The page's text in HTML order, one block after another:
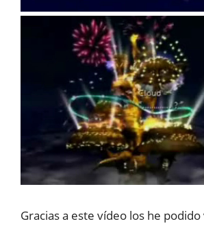
Gracias a este vídeo los he